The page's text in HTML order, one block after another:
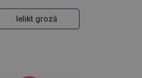
Ielikt grozā